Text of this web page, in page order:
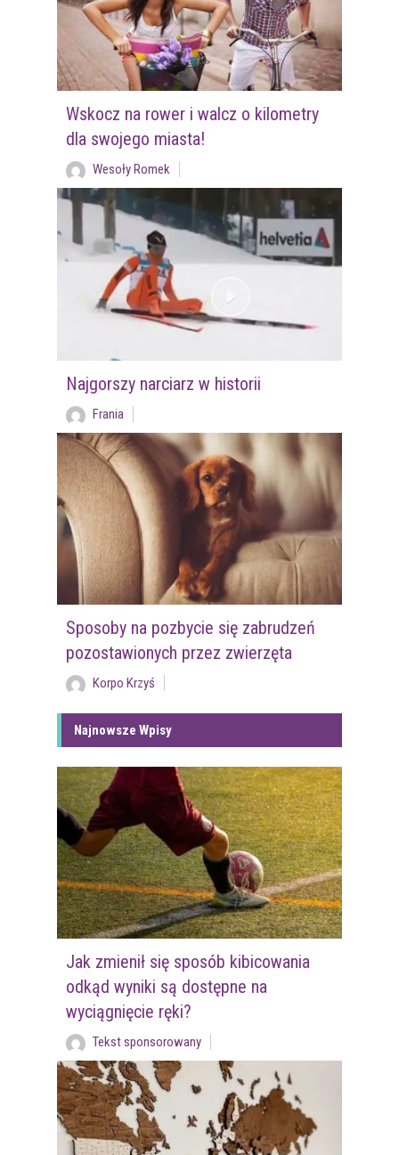
Wskocz na rower i walcz o kilometry
dla swojego miasta!
Wesoły Romek
Najgorszy narciarz w historii
Frania
Sposoby na pozbycie się zabrudzeń
pozostawionych przez zwierzęta
Korpo Krzyś
Najnowsze Wpisy
Jak zmienił się sposób kibicowania
odkąd wyniki są dostępne na
wyciągnięcie ręki?
Tekst sponsorowany